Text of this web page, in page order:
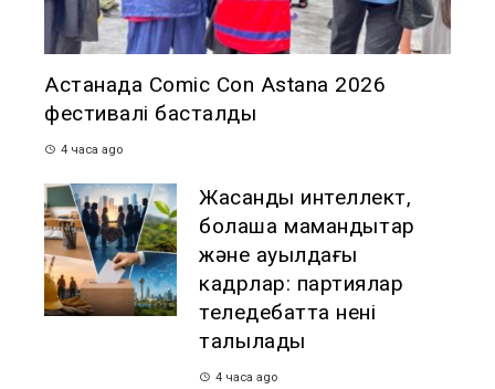
Астанада Comic Con Astana 2026
фестивалі басталды
4 часа ago
Жасанды интеллект,
болашақ мамандықтар
және ауылдағы
кадрлар: партиялар
теледебатта нені
талқылады
4 часа ago